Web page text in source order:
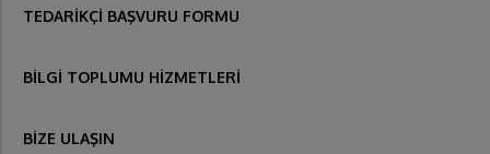
TEDARİKÇİ BAŞVURU FORMU
BİLGİ TOPLUMU HİZMETLERİ
BİZE ULAŞIN